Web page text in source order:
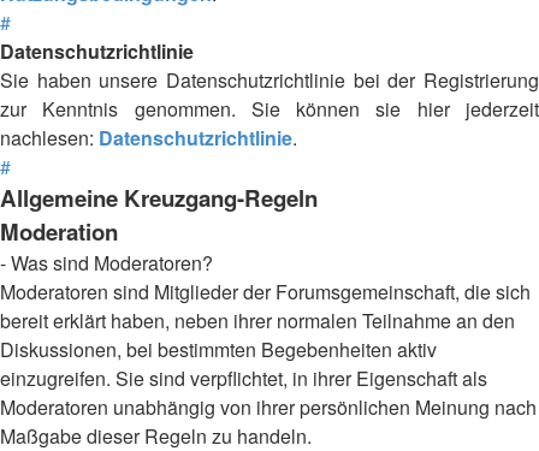
#
Datenschutzrichtlinie
Sie haben unsere Datenschutzrichtlinie bei der Registrierung
zur Kenntnis genommen. Sie können sie hier jederzeit
nachlesen: Datenschutzrichtlinie.
#
Allgemeine Kreuzgang-Regeln
Moderation
- Was sind Moderatoren?
Moderatoren sind Mitglieder der Forumsgemeinschaft, die sich
bereit erklärt haben, neben ihrer normalen Teilnahme an den
Diskussionen, bei bestimmten Begebenheiten aktiv
einzugreifen. Sie sind verpflichtet, in ihrer Eigenschaft als
Moderatoren unabhängig von ihrer persönlichen Meinung nach
Maßgabe dieser Regeln zu handeln.